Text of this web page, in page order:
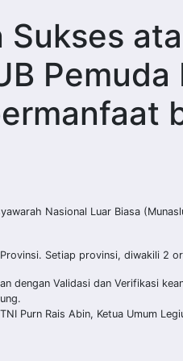
Sukses
Nasional Luar Biasa
Setiap provinsi, diwakili 2
dengan Validasi dan Verifikasi
Purn Rais Abin, Ketua Umum